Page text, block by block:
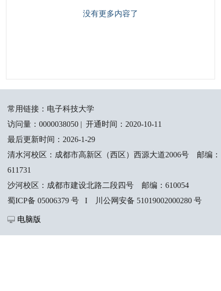
没有更多内容了
常用链接： 电子科技大学
访问量： 0000038050| 开通时间： 2020-10-11
最后更新时间： 2026-1-29
清水河校区：成都市高新区（西区）西源大道2006号 邮编：
611731
沙河校区：成都市建设北路二段四号 邮编：610054
蜀ICP备 05006379 号 I 川公网安备 51019002000280 号
电脑版